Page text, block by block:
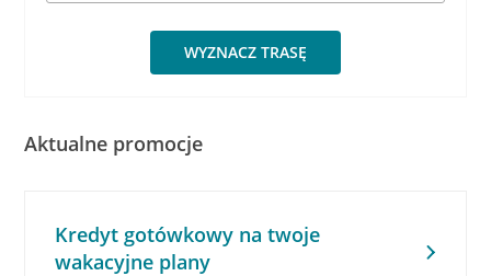
WYZNACZ TRASĘ
Aktualne promocje
Kredyt gotówkowy na twoje
wakacyjne plany